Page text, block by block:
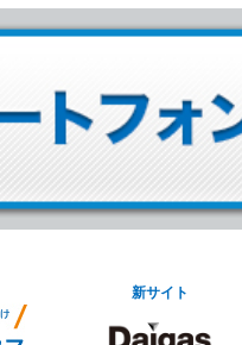
新サイト